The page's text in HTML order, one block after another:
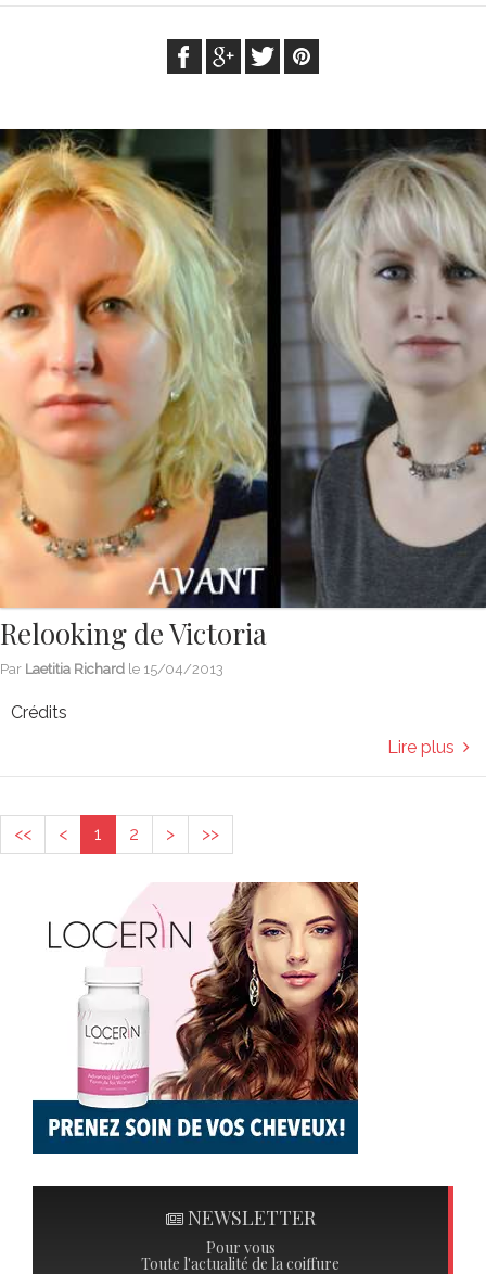
Relooking de Victoria
Par Laetitia Richard le 15/04/2013
Crédits
Lire plus
<< < 1 2 > >>
NEWSLETTER
Pour vous
Toute l'actualité de la coiffure